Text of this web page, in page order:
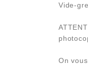
Vide-
On